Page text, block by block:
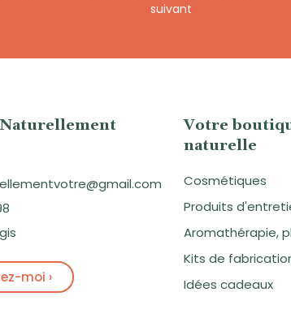
suivant
moi ›
Votre
naturelle
Cosmétiques
Produits
Aromathérapie,
Kits de
Idées cadeaux